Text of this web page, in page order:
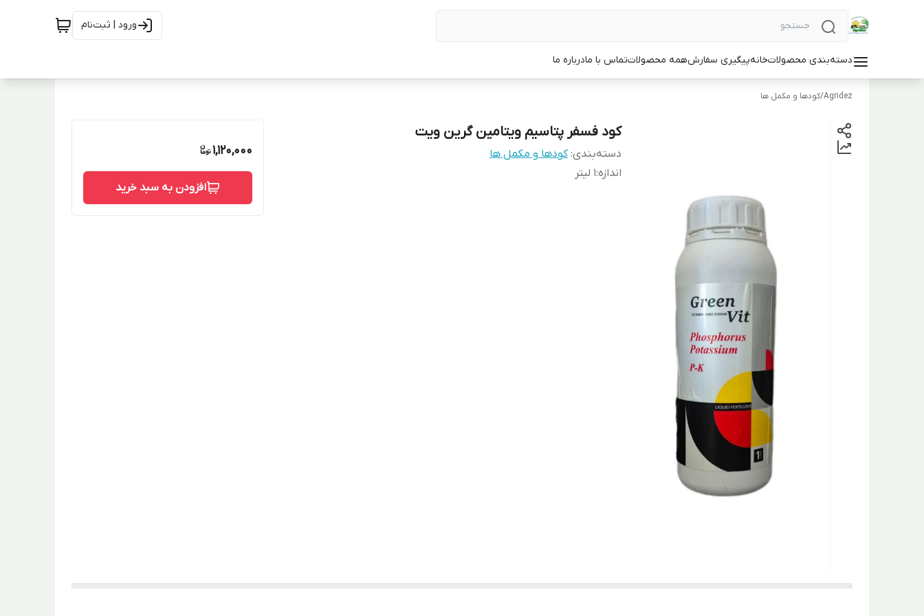
ورود | ثبت‌نام
دسته‌بندی محصولاتخانهپیگیری سفارشهمه محصولاتتماس با مادرباره ما
Agridez
/کودها و مکمل ها
کود فسفر پتاسیم ویتامین گرین ویت
دسته‌بندی:کودها و مکمل ها
اندازه:1 لیتر
1,120,000
افزودن به سبد خرید